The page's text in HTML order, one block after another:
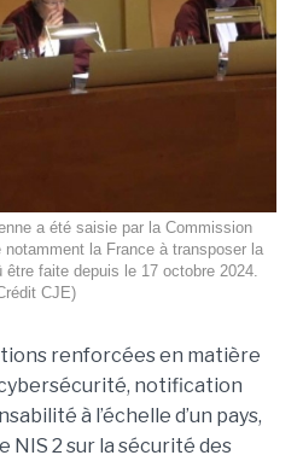
a été saisie par la Commission
notamment la France à transposer la
faite depuis le 17 octobre 2024.
CJE)
renforcées en matière
notification
à l’échelle d’un pays,
2 sur la sécurité des